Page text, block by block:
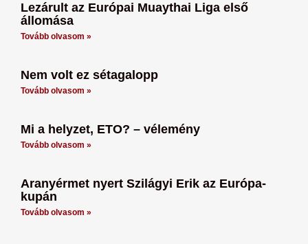
Lezárult az Európai Muaythai Liga első
állomása
Tovább olvasom »
Nem volt ez sétagalopp
Tovább olvasom »
Mi a helyzet, ETO? – vélemény
Tovább olvasom »
Aranyérmet nyert Szilágyi Erik az Európa-
kupán
Tovább olvasom »